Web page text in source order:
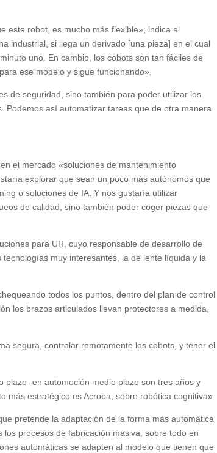
este robot, es mucho más flexible», indica el
industrial, si llega un derivado [una pieza] en el cual
uno. En cambio, los cobots son tan fáciles de
ese modelo y sigue funcionando».
de seguridad, sino también para poder utilizar los
Podemos así automatizar tareas que de otra manera
el mercado «soluciones de mantenimiento
explorar que sean un poco más autónomos que
o soluciones de IA. Y nos gustaría utilizar
de calidad, sino también poder coger piezas que
para UR, cuyo responsable de desarrollo de
muy interesantes, la de lente líquida y la
todos los puntos, dentro del plan de control
los brazos articulados llevan protectores a medida,
segura, controlar remotamente los cobots, y tener el
plazo -en automoción medio plazo son tres años y
estratégico es Acroba, sobre robótica cognitiva».
pretende la adaptación de la forma más automática
procesos de fabricación masiva, sobre todo en
automáticas se adapten al modelo que tienen que